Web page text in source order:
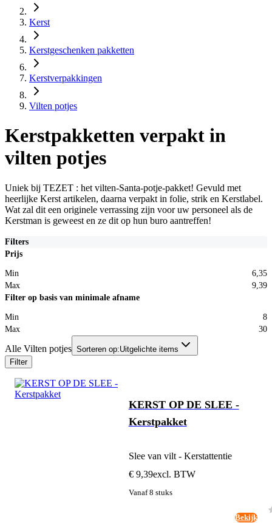
Kerst
Kerstgeschenken pakketten
Kerstverpakkingen
Vilten potjes
Kerstpakketten verpakt in
vilten potjes
Uniek bij TEZET : het vilten-Santa-potje-pakket! Gevuld met
heerlijke Kerst artikelen, daarna verpakt in folie, strik en Kerstlabel.
Wat zal dit een originele verrassing zijn voor uw personeel als de
Kerstman is geweest en ze dit op hun buro aantreffen!
Filters
Prijs
Min
6,35
Max
9,39
Filter op basis van minimale afname
Min
8
Max
30
Alle Vilten potjes Sorteren op:Uitgelichte items
Filter
KERST OP DE SLEE -
Kerstpakket
Slee van vilt - Kerstattentie
€ 9,39excl. BTW
Vanaf 8 stuks
Bekijk